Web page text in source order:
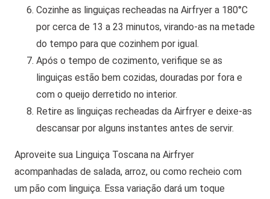
Cozinhe as linguiças recheadas na Airfryer a 180°C
por cerca de 13 a 23 minutos, virando-as na metade
do tempo para que cozinhem por igual.
Após o tempo de cozimento, verifique se as
linguiças estão bem cozidas, douradas por fora e
com o queijo derretido no interior.
Retire as linguiças recheadas da Airfryer e deixe-as
descansar por alguns instantes antes de servir.
Aproveite sua Linguiça Toscana na Airfryer
acompanhadas de salada, arroz, ou como recheio com
um pão com linguiça. Essa variação dará um toque